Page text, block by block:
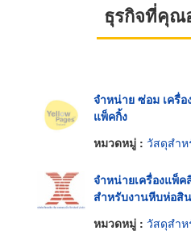
ธุรกิจที่คุณ
จำหน่าย ซ่อม เครื่
แพ็คกิ้ง
หมวดหมู่ : วัสดุสำห
จำหน่ายเครื่องแพ็
สำหรับงานหีบห่อสิ
หมวดหมู่ : วัสดุสำห